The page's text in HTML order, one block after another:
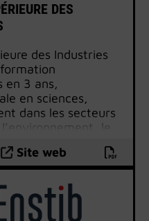
DES
des Industries
en 3 ans,
en sciences,
dans les secteurs
le
les
produits et
technologique.
Site web